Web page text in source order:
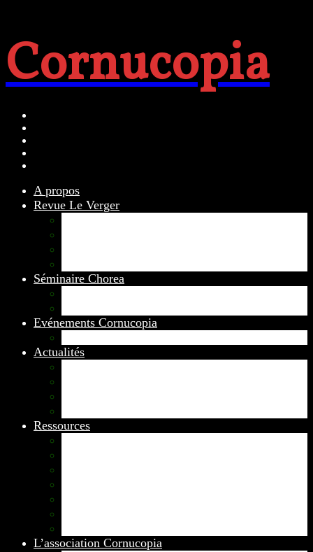
Cornucopia
A propos
Revue Le Verger
Séminaire Chorea
Evénements Cornucopia
Actualités
Ressources
L’association Cornucopia